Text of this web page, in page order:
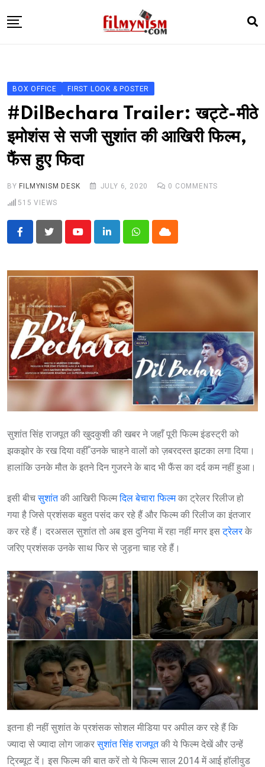
to
TELEVISION
BHOJPURI
NEWS ABTAK
STARRY SIDES
MORE
BOX OFFICE FIRST LOOK & POSTER
#DilBechara Trailer: खट्टे-मीठे
इमोशंस से सजी सुशांत की आखिरी फिल्म,
फैंस हुए फिदा
BY FILMYNISM DESK JULY 6, 2020 0 COMMENTS
515 VIEWS
YoutubeLinkedInWhatsappCloud
सुशांत सिंह राजपूत की खुदकुशी की खबर ने जहाँ पूरी फिल्म इंडस्ट्री को
झकझोर के रख दिया वहीँ उनके चाहने वालों को ज़बरदस्त झटका लगा दिया।
हालांकि उनके मौत के इतने दिन गुजरने के बाद भी फैंस का दर्द कम नहीं हुआ।
इसी बीचसुशांतकी आखिरी फिल्मदिल बेचारा फिल्मका ट्रेलर रिलीज हो
गया है जिसे प्रशंसक बहुत पसंद कर रहे हैं और फिल्म की रिलीज का इंतजार
कर रहे हैं। दरअसल सुशांत तो अब इस दुनिया में रहा नहीं मगर इसट्रेलरके
जरिए प्रशंसक उनके साथ फिर से जुड़ना चाह रहे हैं।
इतना ही नहीं सुशांत के प्रशंसक सोशल मीडिया पर अपील कर रहे हैं कि
ज्यादा से ज्यादा लोग जाकरसुशांत सिंह राजपूतकी ये फिल्म देखें और उन्हें
ट्रिब्यूट दें। इस फिल्म की बात करें तो ये फिल्म साल 2014 में आई हॉलीवुड